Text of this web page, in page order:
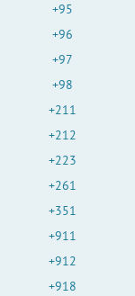
+95
+96
+97
+98
+211
+212
+223
+261
+351
+911
+912
+918